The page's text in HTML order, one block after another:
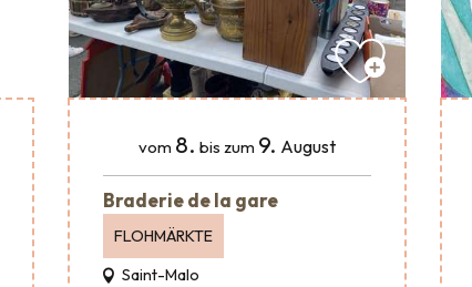
vom 8. bis zum 9. August
Braderie de la gare
FLOHMÄRKTE
Saint-Malo